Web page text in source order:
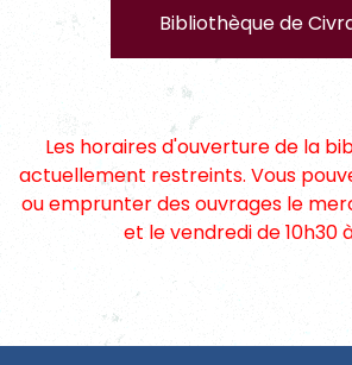
Bibliothèque de
Les horaires d'ouverture de la
actuellement restreints. Vous
ou emprunter des ouvrages le
et le vendredi de 10h30 à